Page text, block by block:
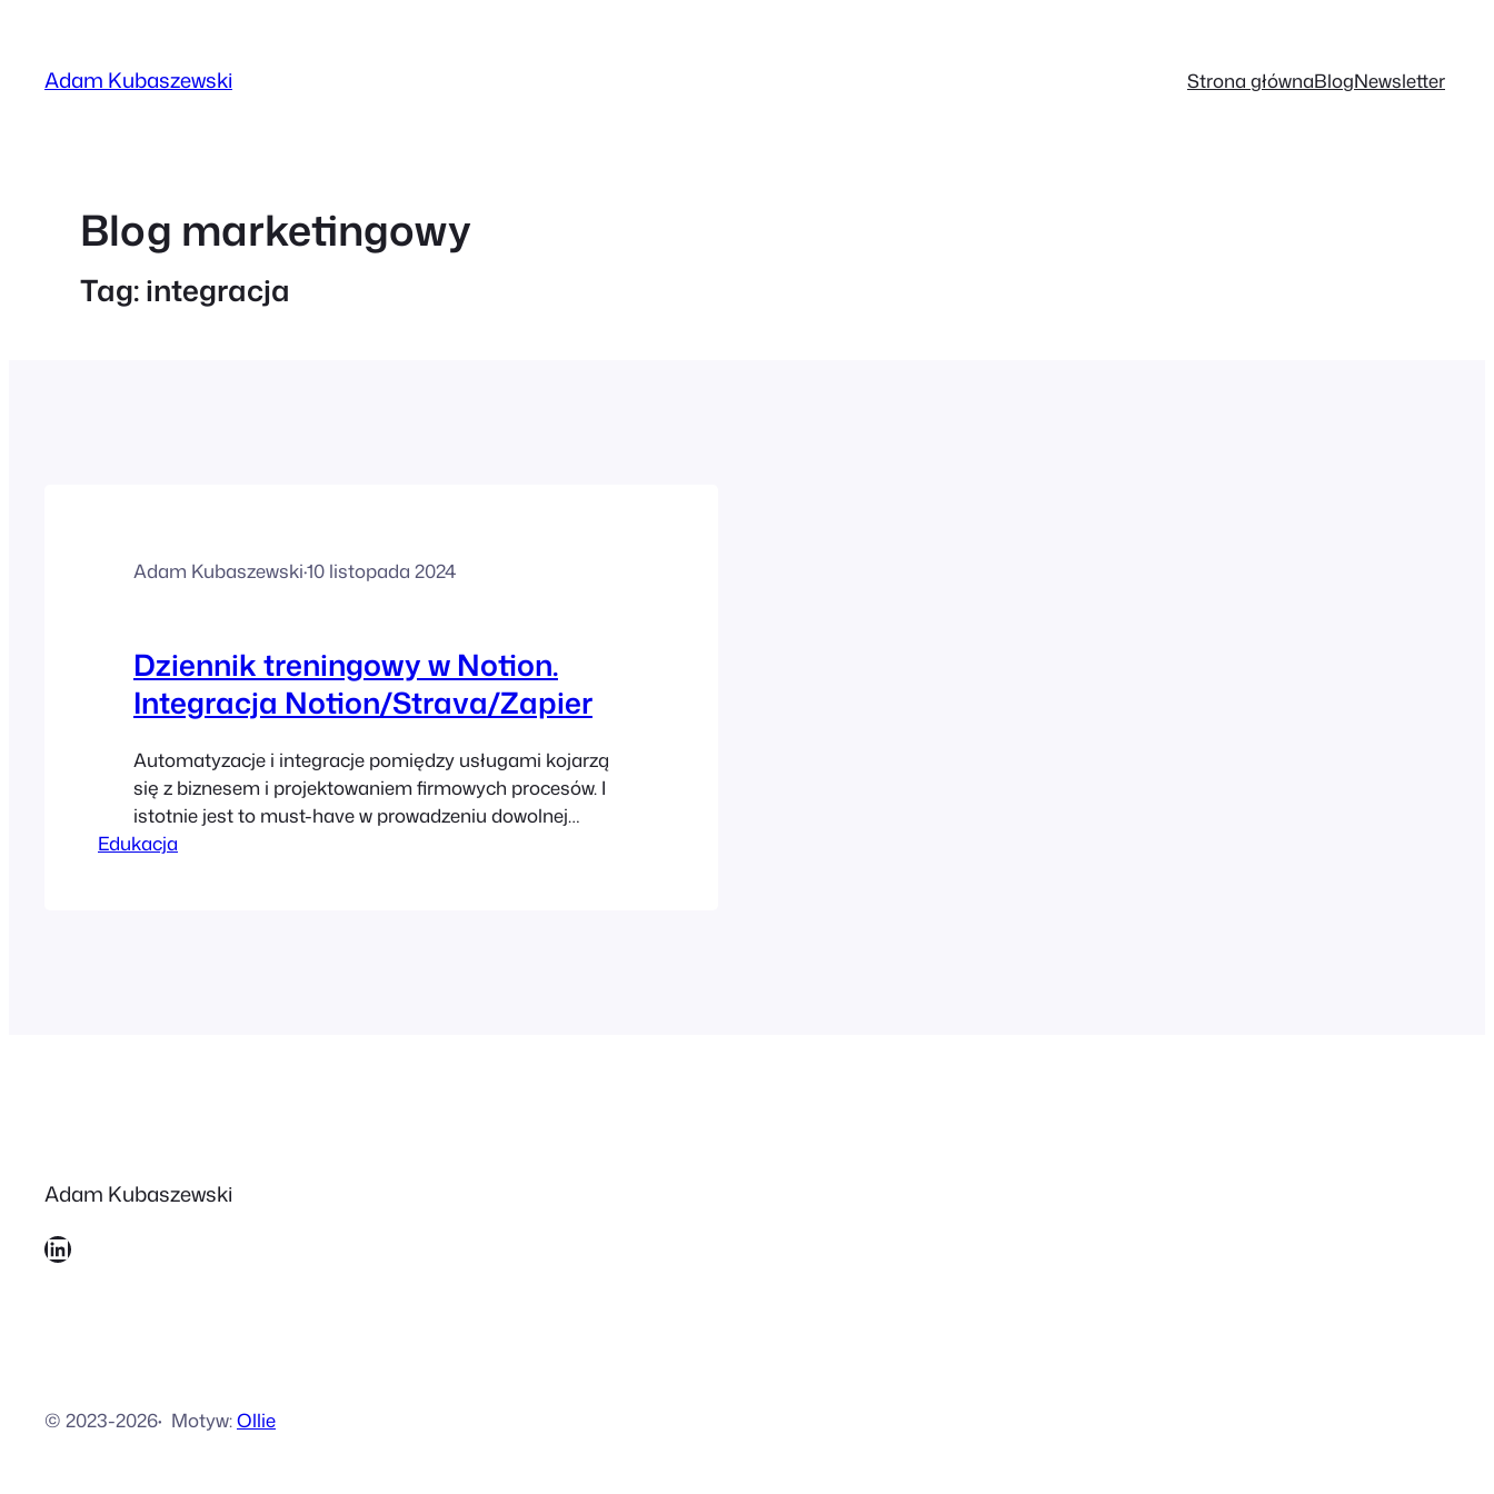
treściAdam Kubaszewski Strona głównaBlogNewsletter
Blog marketingowy
Tag:integracja
Adam Kubaszewski·10 listopada 2024
Dziennik treningowy w Notion.
Integracja Notion/Strava/Zapier
Automatyzacje i integracje pomiędzy usługami kojarzą
się z biznesem i projektowaniem firmowych procesów. I
istotnie jest to must-have w prowadzeniu dowolnej
organizacji, która chce usprawnić swoją pracę.
Edukacja
Adam Kubaszewski
LinkedIn
© 2023-2026· Motyw:Ollie